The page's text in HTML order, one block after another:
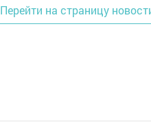
Перейти на страницу